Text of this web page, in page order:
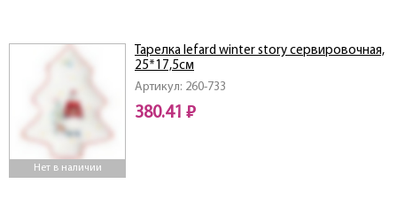
Нет в наличии
Артикул: 260-733
Тарелка lefard winter story сервировочная,
25*17,5см
380.41 ₽